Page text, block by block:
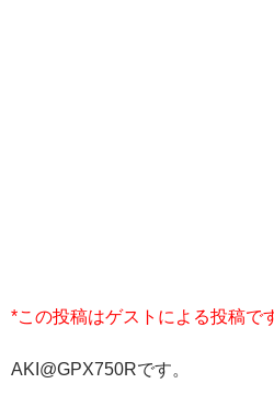
*この投稿はゲストによる投稿で
AKI@GPX750Rです。